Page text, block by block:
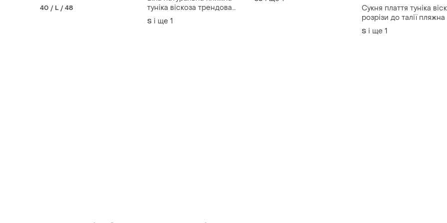
40 / L / 48
туніка віскоза трендова
стильна
S і ще 1
Сукня плаття туніка
розрізи до талії
під джинси шорти
віскоза як нове
S і ще 1